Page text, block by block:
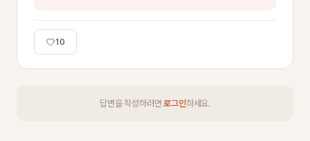
10
답변을 작성하려면로그인하세요.